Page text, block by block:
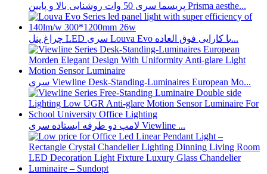
پریسما سری 50 وات روشنایی بالا و پایین Prisma aesthe...
چراغ پنل LED سری Louva Evo با کارایی فوق العاده...
سری Viewline Desk-Standing-Luminaires European Mo...
لامپ دو طرفه ایستاده سری Viewline ...